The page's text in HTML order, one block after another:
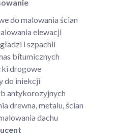
do malowania ścian
elewacji
i szpachli
bitumicznych
drogowe
do iniekcji
antykorozyjnych
drewna, metalu, ścian
dachu